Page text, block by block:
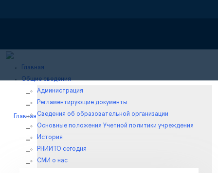
Главная
Общие сведения
Администрация
Регламентирующие документы
Сведения об образовательной организации
Основные положения Учетной политики учреждения
История
РНИИТО сегодня
СМИ о нас
Главная /Все клинические отделения/ /